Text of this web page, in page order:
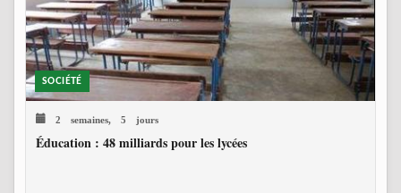
SOCIÉTÉ
2 semaines, 5 jours
Éducation : 48 milliards pour les lycées